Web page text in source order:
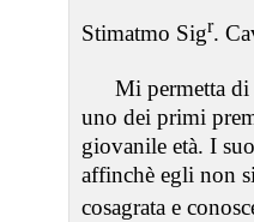
Stimatmo Sigr.
Mi permetta di
uno dei primi
giovanile età. I
affinchè egli non
cosagrata e